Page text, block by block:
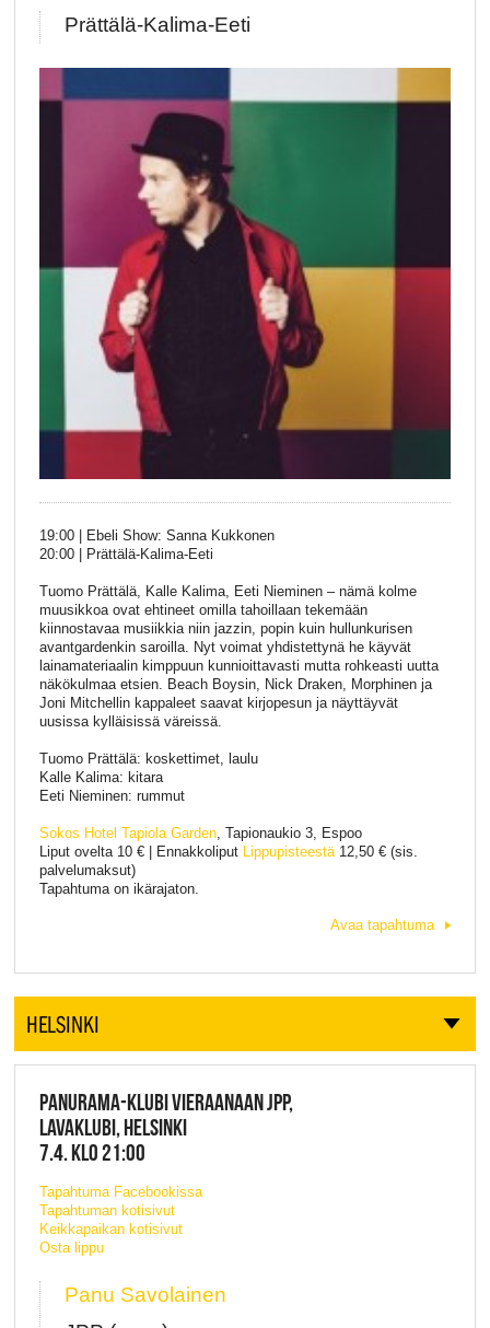
Prättälä-Kalima-Eeti
19:00 | Ebeli Show: Sanna Kukkonen
20:00 | Prättälä-Kalima-Eeti
Tuomo Prättälä, Kalle Kalima, Eeti Nieminen – nämä kolme
muusikkoa ovat ehtineet omilla tahoillaan tekemään
kiinnostavaa musiikkia niin jazzin, popin kuin hullunkurisen
avantgardenkin saroilla. Nyt voimat yhdistettynä he käyvät
lainamateriaalin kimppuun kunnioittavasti mutta rohkeasti uutta
näkökulmaa etsien. Beach Boysin, Nick Draken, Morphinen ja
Joni Mitchellin kappaleet saavat kirjopesun ja näyttäyvät
uusissa kylläisissä väreissä.
Tuomo Prättälä: koskettimet, laulu
Kalle Kalima: kitara
Eeti Nieminen: rummut
Sokos Hotel Tapiola Garden, Tapionaukio 3, Espoo
Liput ovelta 10 € | Ennakkoliput Lippupisteestä12,50 € (sis.
palvelumaksut)
Tapahtuma on ikärajaton.
Avaa tapahtuma
HELSINKI
PANURAMA-KLUBI VIERAANAAN JPP,
LAVAKLUBI, HELSINKI
7.4. KLO 21:00
Tapahtuma Facebookissa
Tapahtuman kotisivut
Keikkapaikan kotisivut
Osta lippu
Panu Savolainen